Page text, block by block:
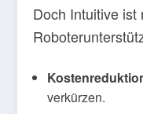
Doch Intuitive ist
verkürzen.